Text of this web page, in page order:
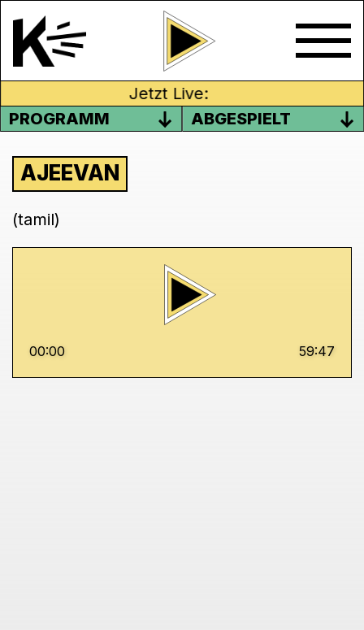
Jetzt Live:
PROGRAMM
ABGESPIELT
AJEEVAN
(tamil)
00:00 59:47